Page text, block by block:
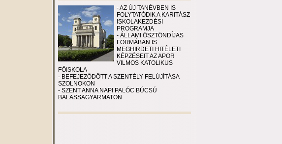
- AZ ÚJ TANÉVBEN IS
FOLYTATÓDIK A KARITÁSZ
ISKOLAKEZDÉSI
PROGRAMJA
- ÁLLAMI ÖSZTÖNDÍJAS
FORMÁBAN IS
MEGHIRDETI HITÉLETI
KÉPZÉSEIT AZ APOR
VILMOS KATOLIKUS
FŐISKOLA
- BEFEJEZŐDÖTT A SZENTÉLY FELÚJÍTÁSA
SZOLNOKON
- SZENT ANNA NAPI PALÓC BÚCSÚ
BALASSAGYARMATON